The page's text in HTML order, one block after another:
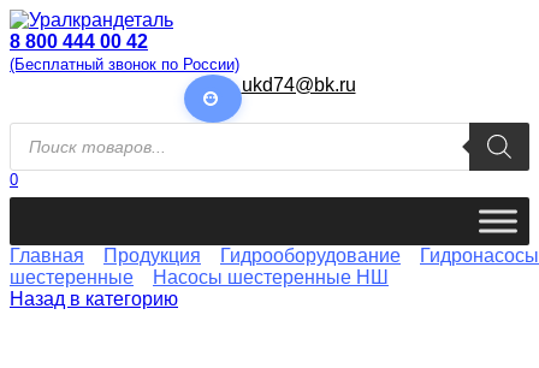
Перейти
к
содержанию
8 800 444 00 42
(Бесплатный звонок по России)
ukd74@bk.ru
Поиск
товаров
0
Главная Продукция Гидрооборудование
Гидронасосы
шестеренные
Насосы шестеренные НШ
Назад в категорию